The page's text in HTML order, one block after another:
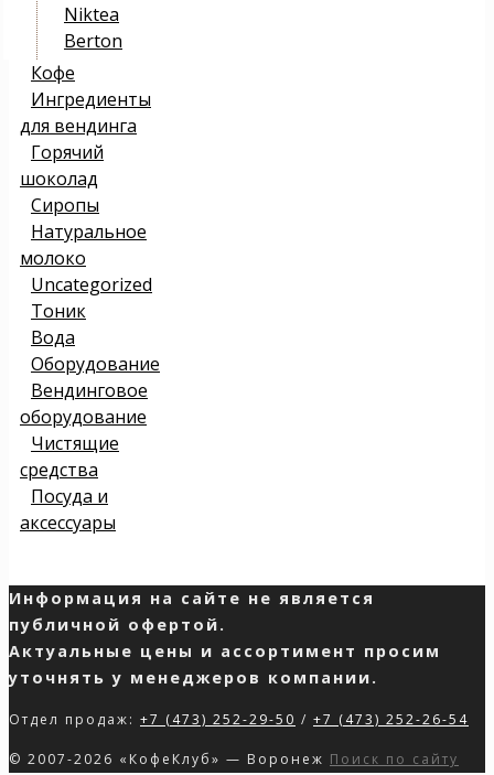
Niktea
Berton
Кофе
Ингредиенты
для вендинга
Горячий
шоколад
Сиропы
Натуральное
молоко
Uncategorized
Тоник
Вода
Оборудование
Вендинговое
оборудование
Чистящие
средства
Посуда и
аксессуары
Информация на сайте не является
публичной офертой.
Актуальные цены и ассортимент просим
уточнять у менеджеров компании.
Отдел продаж: +7 (473) 252-29-50 / +7 (473) 252-26-54
© 2007-2026 «КофеКлуб» — Воронеж Поиск по сайту